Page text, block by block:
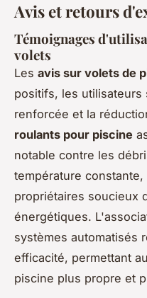
Avis et retours
Témoignages
volets
Les avis sur volets de
positifs, les utilisateurs
renforcée et la
roulants pour piscine
notable contre les
température
propriétaires soucieux
énergétiques.
systèmes automatisés
efficacité, permettant
piscine plus propre et